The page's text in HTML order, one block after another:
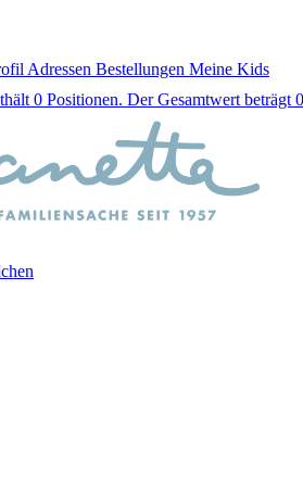
Adressen Bestellungen Meine Kids
0 Positionen. Der Gesamtwert beträgt